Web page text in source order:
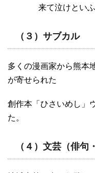
来て泣けとい
（３）サブカル
多くの漫画家から熊本
が寄せられた
創作本「ひさいめし」
た。
（４）文芸（俳句